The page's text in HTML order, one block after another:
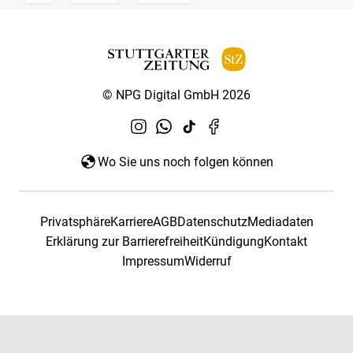
© NPG Digital GmbH 2026
Wo Sie uns noch folgen können
PrivatsphäreKarriereAGBDatenschutzMediadaten
Erklärung zur BarrierefreiheitKündigungKontakt
ImpressumWiderruf